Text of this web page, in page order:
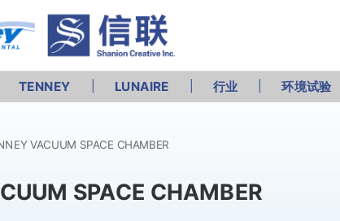
TENNEY LUNAIRE 行业 环境试验
VACUUM SPACE CHAMBER
SPACE CHAMBER